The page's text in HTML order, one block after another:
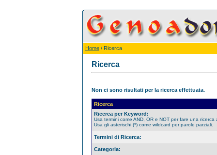
Home / Ricerca
Ricerca
Non ci sono risultati per la ricerca effettuata.
Ricerca
Ricerca per Keyword:
Usa termini come AND, OR e NOT per fare una ricerca
Usa gli asterischi (*) come wildcard per parole parziali.
Termini di Ricerca:
Categoria: